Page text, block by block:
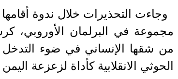
وجاءت التحذيرات خلال ندوة
مجموعة في البرلمان الأوروبي،
من شقها الإنساني في ضوء التدخل
الحوثي الانقلابية كأداة لزعزعة